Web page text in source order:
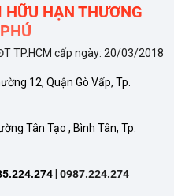
HỮU HẠN THƯƠNG
TP.HCM cấp ngày: 20/03/2018
12, Quận Gò Vấp, Tp.
Tân Tạo , Bình Tân, Tp.
0987.224.274